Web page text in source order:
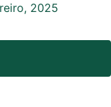
2025